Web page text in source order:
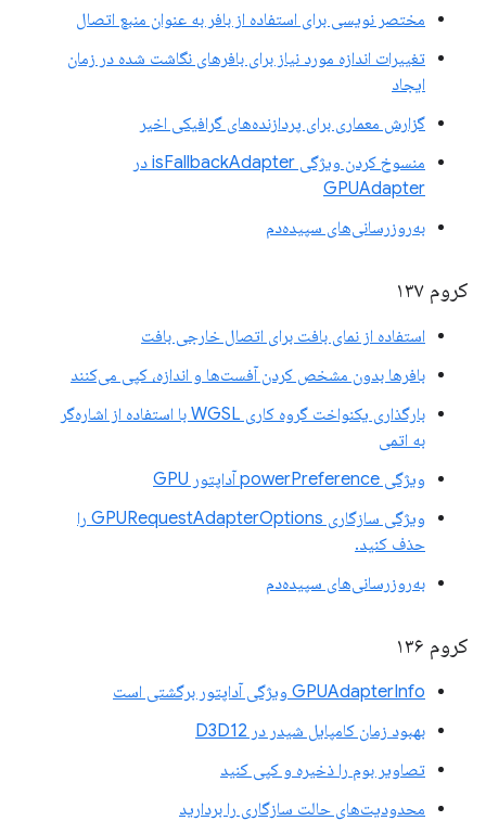
مختصر نویسی برای استفاده از بافر به عنوان منبع اتصال
تغییرات اندازه مورد نیاز برای بافرهای نگاشت شده در زمان
ایجاد
گزارش معماری برای پردازنده‌های گرافیکی اخیر
منسوخ کردن ویژگی isFallbackAdapter در
GPUAdapter
به‌روزرسانی‌های سپیده‌دم
کروم ۱۳۷
استفاده از نمای بافت برای اتصال خارجی بافت
بافرها بدون مشخص کردن آفست‌ها و اندازه، کپی می‌کنند
بارگذاری یکنواخت گروه کاری WGSL با استفاده از اشاره‌گر
به اتمی
ویژگی powerPreference آداپتور GPU
ویژگی سازگاری GPURequestAdapterOptions را
حذف کنید.
به‌روزرسانی‌های سپیده‌دم
کروم ۱۳۶
GPUAdapterInfo ویژگی آداپتور برگشتی است
بهبود زمان کامپایل شیدر در D3D12
تصاویر بوم را ذخیره و کپی کنید
محدودیت‌های حالت سازگاری را بردارید